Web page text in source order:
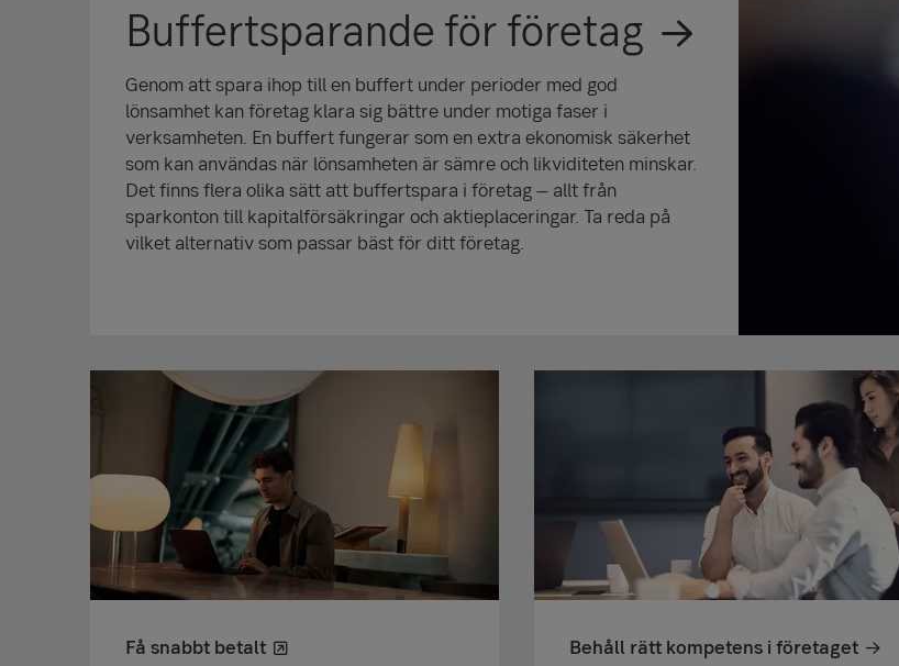
Buffertsparande för företag
Genom att spara ihop till en buffert under perioder med god
lönsamhet kan företag klara sig bättre under motiga faser i
verksamheten. En buffert fungerar som en extra ekonomisk säkerhet
som kan användas när lönsamheten är sämre och likviditeten minskar.
Det finns flera olika sätt att buffertspara i företag – allt från
sparkonton till kapitalförsäkringar och aktieplaceringar. Ta reda på
vilket alternativ som passar bäst för ditt företag.
Få snabbt betalt
Behåll rätt kompetens i företaget